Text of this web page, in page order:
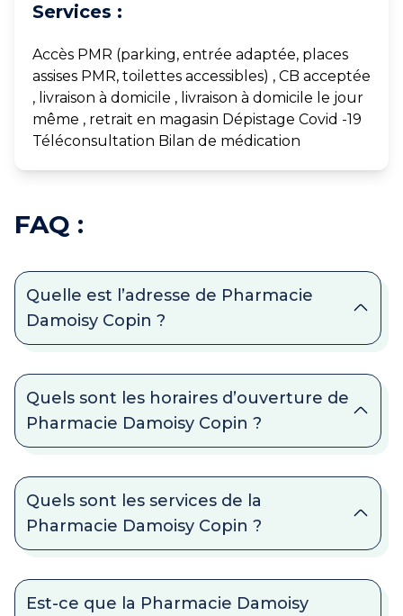
Services :
Accès PMR (parking, entrée adaptée, places
assises PMR, toilettes accessibles) , CB acceptée
, livraison à domicile , livraison à domicile le jour
même , retrait en magasin Dépistage Covid -19
Téléconsultation Bilan de médication
FAQ :
Quelle est l’adresse de Pharmacie
Damoisy Copin ?
Quels sont les horaires d’ouverture de
Pharmacie Damoisy Copin ?
Quels sont les services de la
Pharmacie Damoisy Copin ?
Est-ce que la Pharmacie Damoisy